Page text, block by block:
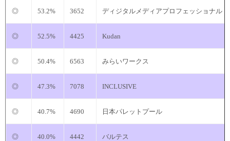
◎ 53.2% 3652 ディジタルメディアプロフェッショナル
◎ 52.5% 4425 Kudan
◎ 50.4% 6563 みらいワークス
◎ 47.3% 7078 INCLUSIVE
◎ 40.7% 4690 日本パレットプール
◎ 40.0% 4442 バルテス